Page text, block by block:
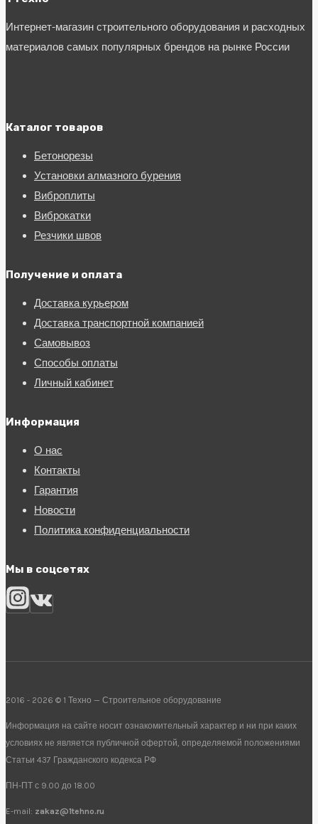
Интернет-магазин строительного оборудования и расходных
материалов самых популярных брендов на рынке России
Каталог товаров
Бетонорезы
Установки алмазного бурения
Виброплиты
Виброкатки
Резчики швов
Получение и оплата
Доставка курьером
Доставка транспортной компанией
Самовывоз
Способы оплаты
Личный кабинет
Информация
О нас
Контакты
Гарантия
Новости
Политика конфиденциальности
Мы в соцсетях
2016 - 2026 © 1 Техно — Строительное оборудование
Информация на сайте носит ознакомительный характер и ни при каких
условиях не является публичной офертой, определяемой положениями
Статьи 437 Гражданского кодекса РФ
ПН-ПТ с 9.00 до 18.00
E-mail: zakaz@1tehno.ru